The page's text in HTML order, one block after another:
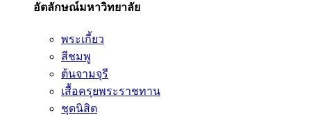
อัตลักษณ์มหาวิทยาลัย
พระเกี้ยว
สีชมพู
ต้นจามจุรี
เสื้อครุยพระราชทาน
ชุดนิสิต